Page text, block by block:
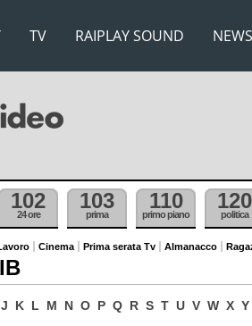
TV RAIPLAY SOUND NEWS
102
24 ore
103
prima
110
primo piano
120
politica
Cinema Prima serata Tv Almanacco
J K L M N O P Q R S T U V W X Y